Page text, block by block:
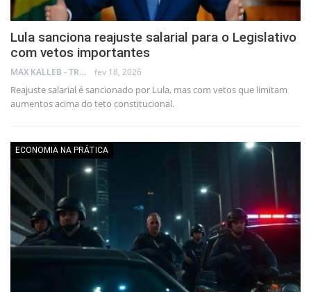
Lula sanciona reajuste salarial para o Legislativo
com vetos importantes
MAX KALLEB - TRADER fev 18, 2026
Reajuste salarial é sancionado por Lula, mas com vetos que limitam
aumentos acima do teto constitucional.
ECONOMIA NA PRÁTICA